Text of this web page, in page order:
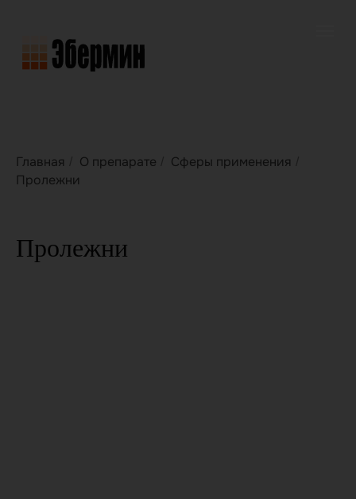
Главная О препарате Сферы применения
Пролежни
Пролежни